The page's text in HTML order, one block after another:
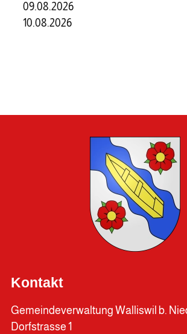
09.08.2026
10.08.2026
Kontakt
Gemeindeverwaltung Walliswil b.
Dorfstrasse 1